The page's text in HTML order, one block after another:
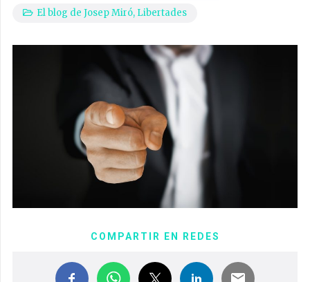
El blog de Josep Miró, Libertades
COMPARTIR EN REDES